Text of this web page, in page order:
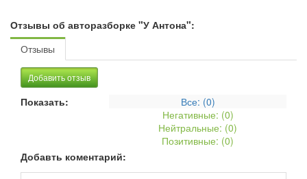
Отзывы об авторазборке "У Антона":
Отзывы
Добавить отзыв
Показать: Все: (0)
Негативные: (0)
Нейтральные: (0)
Позитивные: (0)
Добавть коментарий: